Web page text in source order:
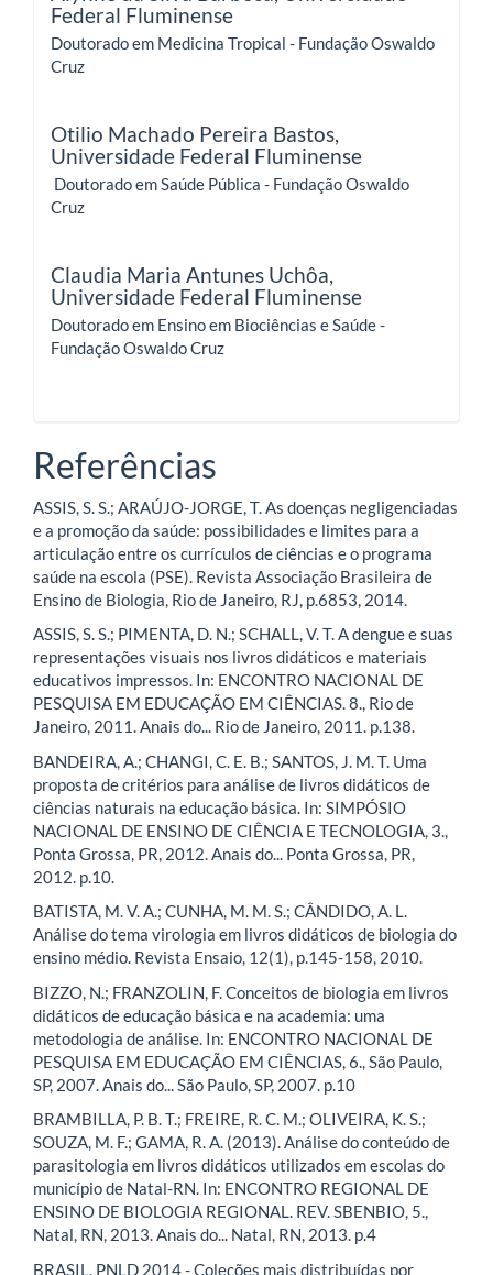
Federal Fluminense
Doutorado em Medicina Tropical - Fundação Oswaldo
Cruz
Otilio Machado Pereira Bastos,
Universidade Federal Fluminense
Doutorado em Saúde Pública - Fundação Oswaldo
Cruz
Claudia Maria Antunes Uchôa,
Universidade Federal Fluminense
Doutorado em Ensino em Biociências e Saúde -
Fundação Oswaldo Cruz
Referências
ASSIS, S. S.; ARAÚJO-JORGE, T. As doenças negligenciadas
e a promoção da saúde: possibilidades e limites para a
articulação entre os currículos de ciências e o programa
saúde na escola (PSE). Revista Associação Brasileira de
Ensino de Biologia, Rio de Janeiro, RJ, p.6853, 2014.
ASSIS, S. S.; PIMENTA, D. N.; SCHALL, V. T. A dengue e suas
representações visuais nos livros didáticos e materiais
educativos impressos. In: ENCONTRO NACIONAL DE
PESQUISA EM EDUCAÇÃO EM CIÊNCIAS. 8., Rio de
Janeiro, 2011. Anais do... Rio de Janeiro, 2011. p.138.
BANDEIRA, A.; CHANGI, C. E. B.; SANTOS, J. M. T. Uma
proposta de critérios para análise de livros didáticos de
ciências naturais na educação básica. In: SIMPÓSIO
NACIONAL DE ENSINO DE CIÊNCIA E TECNOLOGIA, 3.,
Ponta Grossa, PR, 2012. Anais do... Ponta Grossa, PR,
2012. p.10.
BATISTA, M. V. A.; CUNHA, M. M. S.; CÂNDIDO, A. L.
Análise do tema virologia em livros didáticos de biologia do
ensino médio. Revista Ensaio, 12(1), p.145-158, 2010.
BIZZO, N.; FRANZOLIN, F. Conceitos de biologia em livros
didáticos de educação básica e na academia: uma
metodologia de análise. In: ENCONTRO NACIONAL DE
PESQUISA EM EDUCAÇÃO EM CIÊNCIAS, 6., São Paulo,
SP, 2007. Anais do... São Paulo, SP, 2007. p.10
BRAMBILLA, P. B. T.; FREIRE, R. C. M.; OLIVEIRA, K. S.;
SOUZA, M. F.; GAMA, R. A. (2013). Análise do conteúdo de
parasitologia em livros didáticos utilizados em escolas do
município de Natal-RN. In: ENCONTRO REGIONAL DE
ENSINO DE BIOLOGIA REGIONAL. REV. SBENBIO, 5.,
Natal, RN, 2013. Anais do... Natal, RN, 2013. p.4
BRASIL. PNLD 2014 - Coleções mais distribuídas por